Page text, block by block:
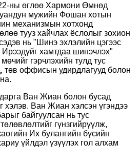
ны өглөө Хармони Өмнөд
мужийн Фошан хотын
механизмын хотхонд
тууз хайчлах ёслолыг зохион
нь "Шинэ эхлэлийн цэгээс
Ирээдүйг хамтдаа шинэчлэх"
гэрчлэхийн тулд тус
төв оффисын удирдлагууд болон
Ван Жиан болон бусад
хэлэв. Ван Жиан хэлсэн үгэндээ
байгуулсан нь тус
гүнзгийрүүлж,
Их булангийн бүсийн
үйлдэл үзүүлэх гол алхам